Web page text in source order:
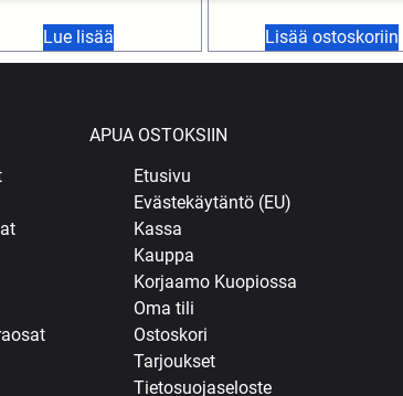
Lue lisää Lisää ostoskoriin
APUA OSTOKSIIN
Etusivu
Evästekäytäntö (EU)
Kassa
Kauppa
Korjaamo Kuopiossa
Oma tili
Ostoskori
Tarjoukset
Tietosuojaseloste